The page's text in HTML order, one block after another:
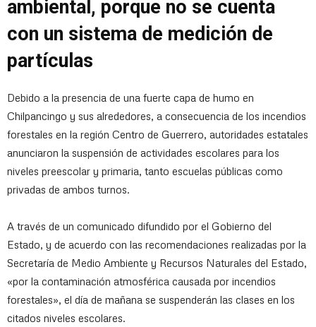
ambiental, porque no se cuenta
con un sistema de medición de
partículas
Debido a la presencia de una fuerte capa de humo en
Chilpancingo y sus alrededores, a consecuencia de los incendios
forestales en la región Centro de Guerrero, autoridades estatales
anunciaron la suspensión de actividades escolares para los
niveles preescolar y primaria, tanto escuelas públicas como
privadas de ambos turnos.
A través de un comunicado difundido por el Gobierno del
Estado, y de acuerdo con las recomendaciones realizadas por la
Secretaría de Medio Ambiente y Recursos Naturales del Estado,
«por la contaminación atmosférica causada por incendios
forestales», el día de mañana se suspenderán las clases en los
citados niveles escolares.